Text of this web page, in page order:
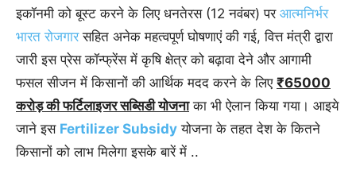
इकॉनमी को बूस्ट करने के लिए धनतेरस (12 नवंबर) पर आत्मनिर्भर
भारत रोजगारसहित अनेक महत्वपूर्ण घोषणाएं की गई, वित्त मंत्री द्वारा
जारी इस प्रेस कॉन्फ्रेंस में कृषि क्षेत्र को बढ़ावा देने और आगामी
फसल सीजन में किसानों की आर्थिक मदद करने के लिए ₹65000
करोड़ की फर्टिलाइजर सब्सिडी योजनाका भी ऐलान किया गया। आइये
जाने इस Fertilizer Subsidy योजना के तहत देश के कितने
किसानों को लाभ मिलेगा इसके बारें में ..